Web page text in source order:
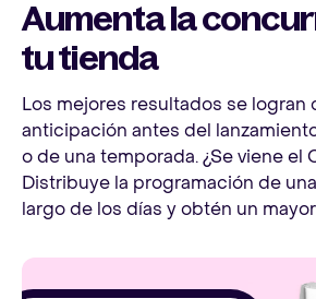
Aumenta la
tu tienda
Los mejores resultados se logran
anticipación antes del
o de una temporada. ¿Se viene el
Distribuye la programación de
largo de los días y obtén un